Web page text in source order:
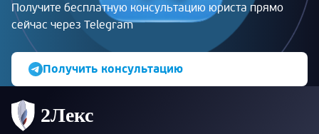
Получите бесплатную консультацию юриста прямо
сейчас через Telegram
Получить консультацию